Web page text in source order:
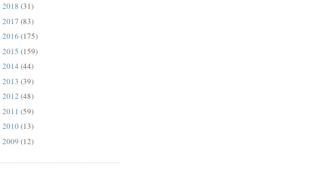
2018 (31)
2017 (83)
2016 (175)
2015 (159)
2014 (44)
2013 (39)
2012 (48)
2011 (59)
2010(13)
2009 (12)